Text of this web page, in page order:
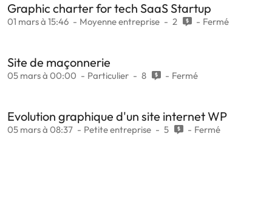
Graphic charter for tech SaaS Startup
01 mars à 15:46 Moyenne entreprise 2 Fermé
Site de maçonnerie
05 mars à 00:00 Particulier 8 Fermé
Evolution graphique d'un site internet WP
05 mars à 08:37 Petite entreprise 5 Fermé